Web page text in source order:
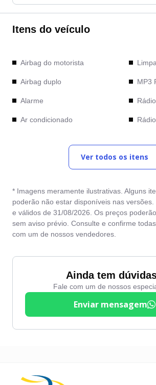
Itens do veículo
Airbag do motorista
Airbag duplo
Alarme
Ar condicionado
Desembaçador traseiro
Entrada USB
Farol de neblina
Freio ABS
MP3
Rádio
de
Ver todos os itens
* Imagens meramente ilustrativas. Alguns
poderão não estar disponíveis nas
e válidos de 31/08/2026. Os preços
sem aviso prévio. Consulte e confirme
com um de nossos vendedores.
Ainda tem
Fale com um de nossos
Enviar mensagem